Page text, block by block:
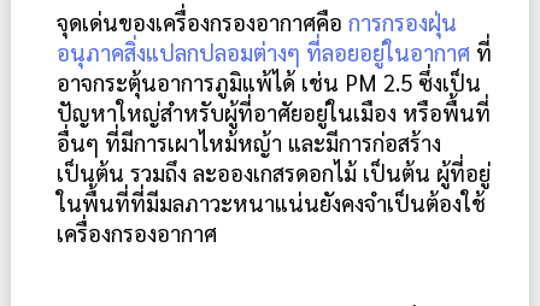
จุดเด่นของเครื่องกรองอากาศคือ การกรองฝุ่น
อนุภาคสิ่งแปลกปลอมต่างๆ ที่ลอยอยู่ในอากาศ ที่
อาจกระตุ้นอาการภูมิแพ้ได้ เช่น PM 2.5 ซึ่งเป็น
ปัญหาใหญ่สำหรับผู้ที่อาศัยอยู่ในเมือง หรือพื้นที่
อื่นๆ ที่มีการเผาไหม้หญ้า และมีการก่อสร้าง
เป็นต้น รวมถึง ละอองเกสรดอกไม้ เป็นต้น ผู้ที่อยู่
ในพื้นที่ที่มีมลภาวะหนาแน่นยังคงจำเป็นต้องใช้
เครื่องกรองอากาศ